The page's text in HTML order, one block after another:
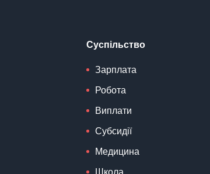
Суспільство
Зарплата
Робота
Виплати
Субсидії
Медицина
Школа